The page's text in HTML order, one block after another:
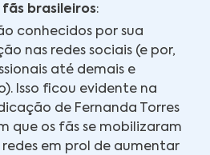
brasileiros:
conhecidos por sua
nas redes sociais (e por,
até demais e
Isso ficou evidente na
de Fernanda Torres
que os fãs se mobilizaram
em prol de aumentar